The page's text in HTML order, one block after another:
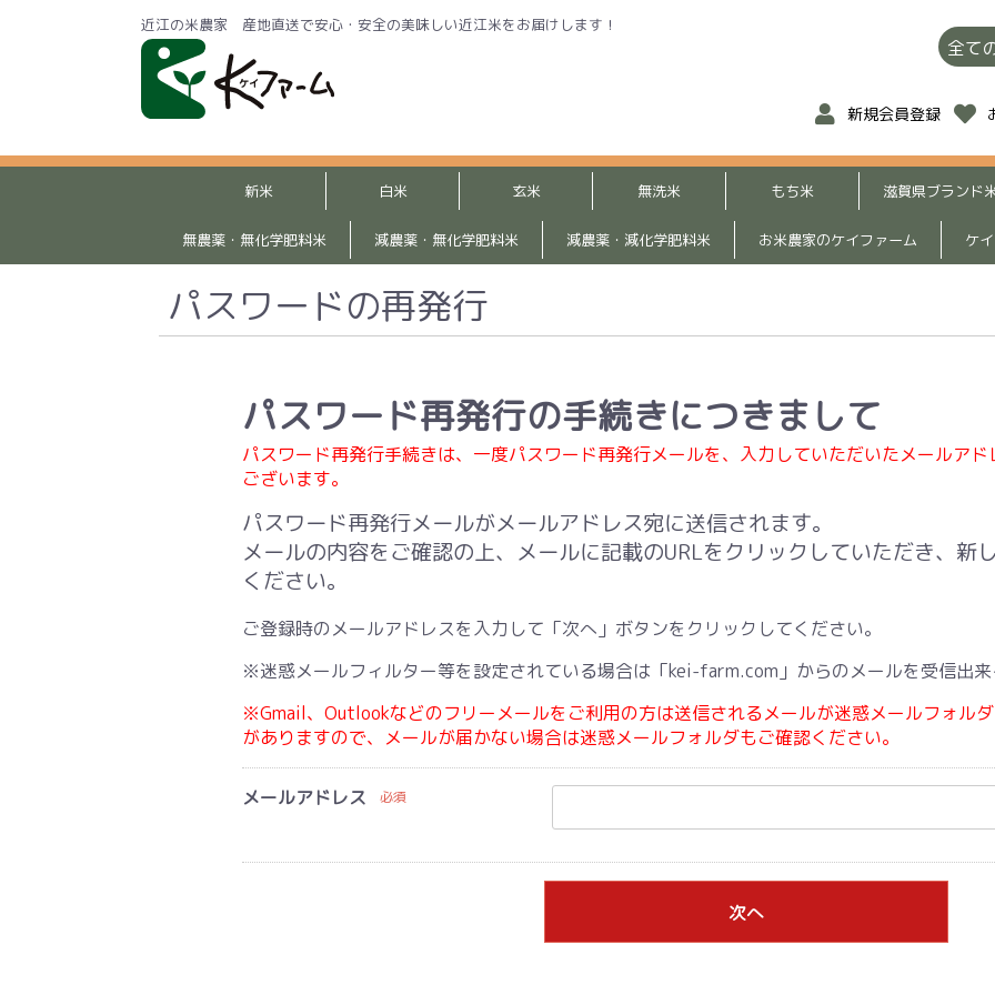
近江の米農家 産地直送で安心・安全の美味しい近江米をお届けします！
新規会員登録
新米 白米 玄米 無洗米 もち米 滋賀県ブランド
無農薬・無化学肥料米 減農薬・無化学肥料米 減農薬・減化学肥料米 お米農家のケイファーム ケ
パスワードの再発行
パスワード再発行の手続きにつきまして
パスワード再発行手続きは、一度パスワード再発行メールを、入力していただいたメールア
ございます。
パスワード再発行メールがメールアドレス宛に送信されます。
メールの内容をご確認の上、メールに記載のURLをクリックしていただき、新
ください。
ご登録時のメールアドレスを入力して「次へ」ボタンをクリックしてください。
※迷惑メールフィルター等を設定されている場合は「kei-farm.com」からのメールを受信出
※Gmail、Outlookなどのフリーメールをご利用の方は送信されるメールが迷惑メールフォル
がありますので、メールが届かない場合は迷惑メールフォルダもご確認ください。
メールアドレス 必須
次へ